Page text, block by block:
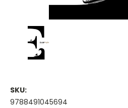
SKU:
9788491045694